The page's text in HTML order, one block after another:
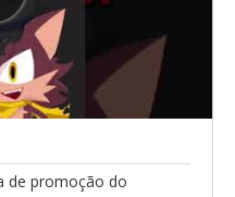
de promoção do